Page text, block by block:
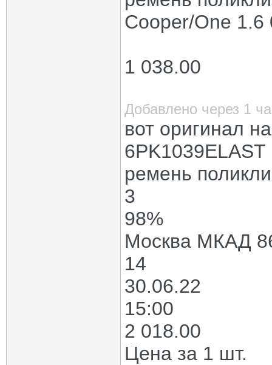
Cooper/One 1.6
1 038.00
Добавлено через 1
вот оригинал
6PK1039ELAST
ремень
3
98%
Москва МКАД
14
30.06.22
15:00
2 018.00
Цена за 1 шт.